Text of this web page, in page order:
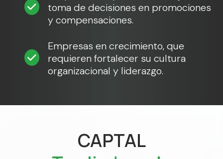
toma de decisiones en promociones
y compensaciones.
Empresas en crecimiento, que
requieren fortalecer su cultura
organizacional y liderazgo.
CAPTAL